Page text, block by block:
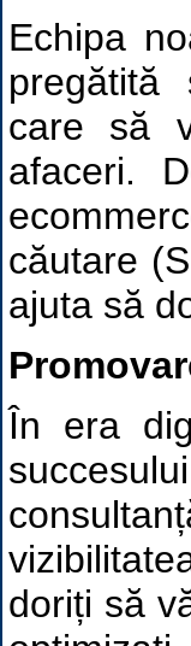
Echipa
pregătită
care să
afaceri.
căutare
ajuta să
În era
doriți să